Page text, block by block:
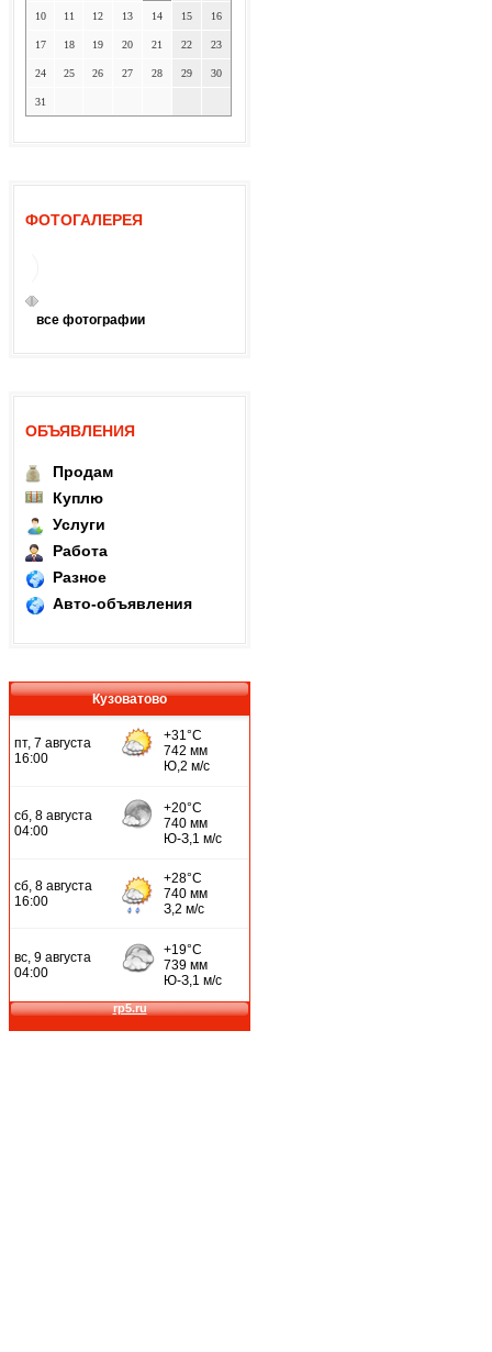
10 11 12 13 14 15 16
17 18 19 20 21 22 23
24 25 26 27 28 29 30
31
ФОТОГАЛЕРЕЯ
все фотографии
ОБЪЯВЛЕНИЯ
Продам
Куплю
Услуги
Работа
Разное
Авто-объявления
Кузоватово